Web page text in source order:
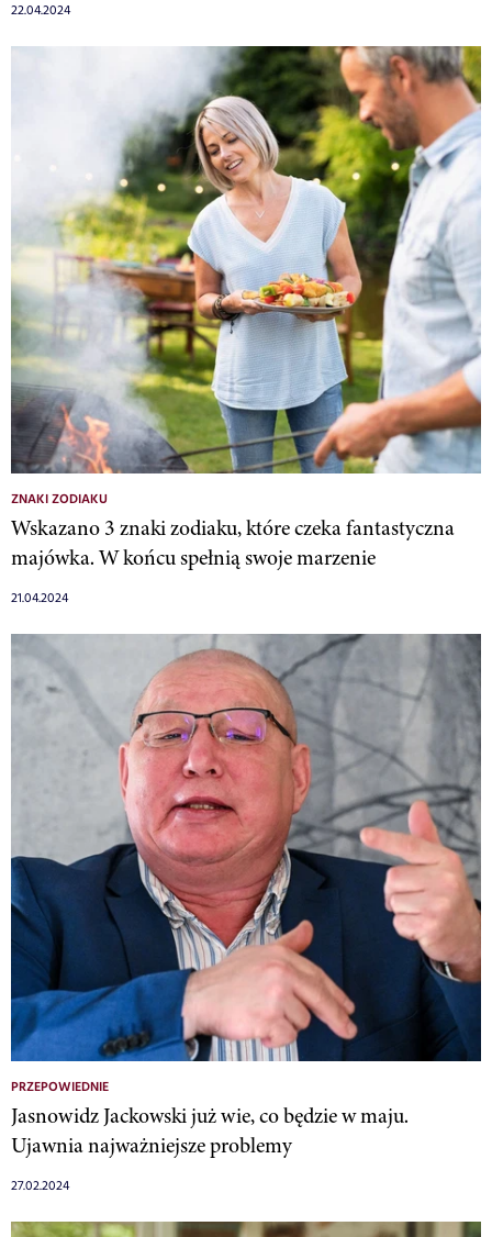
22.04.2024
ZNAKI ZODIAKU
Wskazano 3 znaki zodiaku, które czeka fantastyczna
majówka. W końcu spełnią swoje marzenie
21.04.2024
PRZEPOWIEDNIE
Jasnowidz Jackowski już wie, co będzie w maju.
Ujawnia najważniejsze problemy
27.02.2024